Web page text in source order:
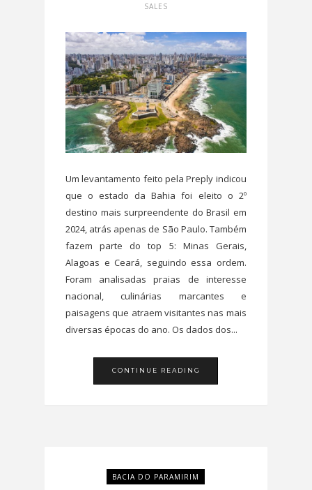
SALES
Um levantamento feito pela Preply indicou
que o estado da Bahia foi eleito o 2º
destino mais surpreendente do Brasil em
2024, atrás apenas de São Paulo. Também
fazem parte do top 5: Minas Gerais,
Alagoas e Ceará, seguindo essa ordem.
Foram analisadas praias de interesse
nacional, culinárias marcantes e
paisagens que atraem visitantes nas mais
diversas épocas do ano. Os dados dos...
CONTINUE READING
BACIA DO PARAMIRIM